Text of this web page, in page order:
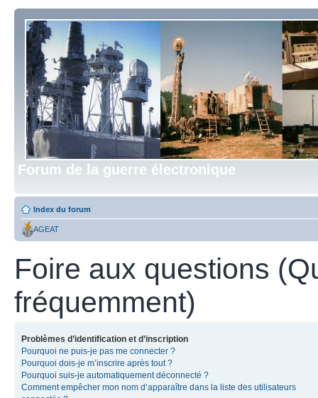
Forum de la guerre électronique
Index du forum
AGEAT
Foire aux questions
fréquemment)
Problèmes d’identification et d’inscription
Pourquoi ne puis-je pas me connecter ?
Pourquoi dois-je m’inscrire après tout ?
Pourquoi suis-je automatiquement déconnecté ?
Comment empêcher mon nom d’apparaître dans la liste des utilisateurs